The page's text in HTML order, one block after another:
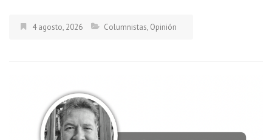
4 agosto, 2026 Columnistas, Opinión